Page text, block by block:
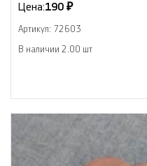
Цена:190 ₽
Артикул: 72603
В наличии 2.00 шт